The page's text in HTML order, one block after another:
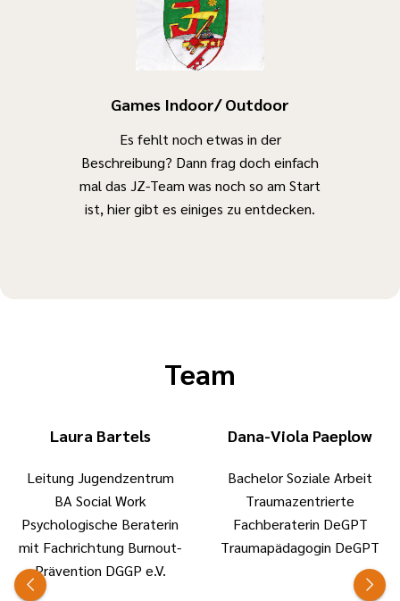
Games Indoor/ Outdoor
Es fehlt noch etwas in der
Beschreibung? Dann frag doch einfach
mal das JZ-Team was noch so am Start
ist, hier gibt es einiges zu entdecken.
Team
Laura Bartels
Leitung Jugendzentrum
BA Social Work
Psychologische Beraterin
mit Fachrichtung Burnout-
Prävention DGGP e.V.
Dana-Viola Paeplow
Bachelor Soziale Arbeit
Traumazentrierte
Fachberaterin DeGPT
Traumapädagogin DeGPT